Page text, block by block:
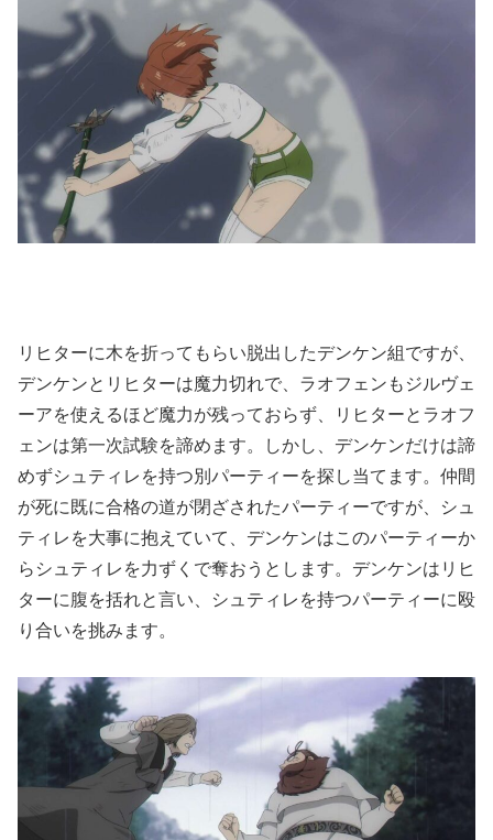
リヒターに木を折ってもらい脱出したデンケン組ですが、
デンケンとリヒターは魔力切れで、ラオフェンもジルヴェ
ーアを使えるほど魔力が残っておらず、リヒターとラオフ
ェンは第一次試験を諦めます。しかし、デンケンだけは諦
めずシュティレを持つ別パーティーを探し当てます。仲間
が死に既に合格の道が閉ざされたパーティーですが、シュ
ティレを大事に抱えていて、デンケンはこのパーティーか
らシュティレを力ずくで奪おうとします。デンケンはリヒ
ターに腹を括れと言い、シュティレを持つパーティーに殴
り合いを挑みます。